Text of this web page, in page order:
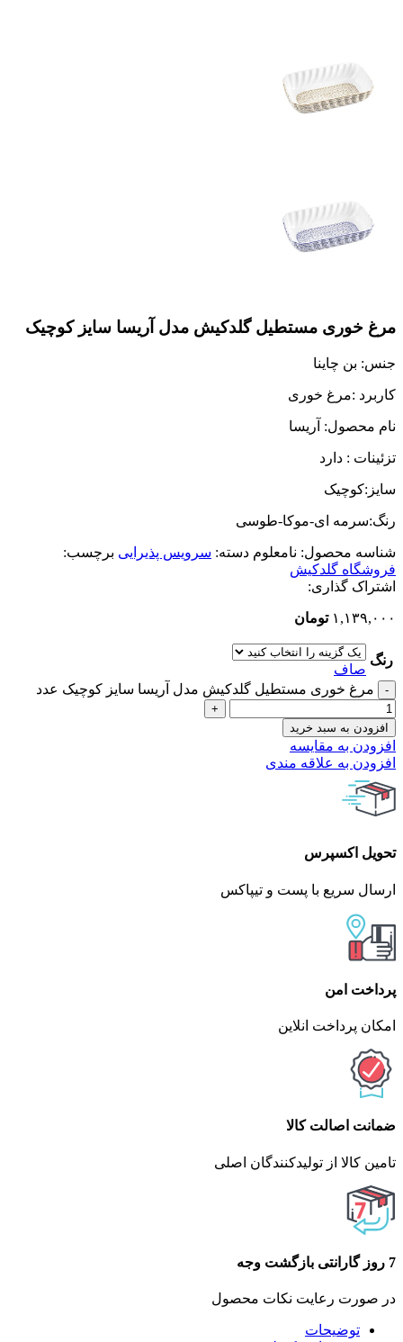
مرغ خوری مستطیل گلدکیش مدل آریسا سایز کوچیک
جنس: بن چاینا
کاربرد :مرغ خوری
نام محصول: آریسا
تزئینات : دارد
سایز:کوچیک
رنگ:سرمه ای-موکا-طوسی
شناسه محصول: نامعلوم دسته: سرویس پذیرایی برچسب:
فروشگاه گلدکیش
اشتراک گذاری:
۱,۱۳۹,۰۰۰ تومان
رنگ
صاف
مرغ خوری مستطیل گلدکیش مدل آریسا سایز کوچیک عدد
افزودن به سبد خرید
افزودن به مقایسه
افزودن به علاقه مندی
تحویل اکسپرس
ارسال سریع با پست و تیپاکس
پرداخت امن
امکان پرداخت انلاین
ضمانت اصالت کالا
تامین کالا از تولیدکنندگان اصلی
7 روز گارانتی بازگشت وجه
در صورت رعایت نکات محصول
توضیحات